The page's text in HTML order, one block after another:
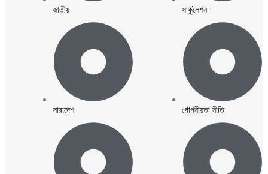
জাতীয়
সারাদেশ
সার্কুলেশন
গোপনীয়তা নীতি